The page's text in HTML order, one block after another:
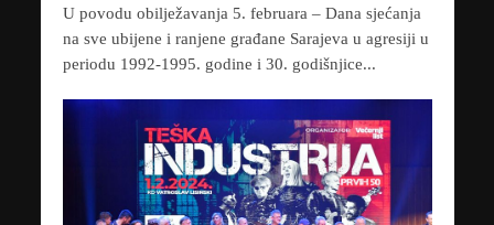
U povodu obilježavanja 5. februara – Dana sjećanja
na sve ubijene i ranjene građane Sarajeva u agresiji u
periodu 1992-1995. godine i 30. godišnjice...